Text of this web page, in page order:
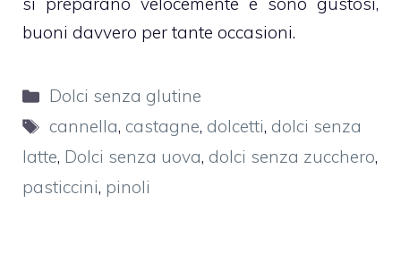
buoni davvero per tante occasioni.
Categorie
Dolci senza glutine
Tag
cannella, castagne, dolcetti, dolci senza
latte, Dolci senza uova, dolci senza zucchero,
pasticcini, pinoli